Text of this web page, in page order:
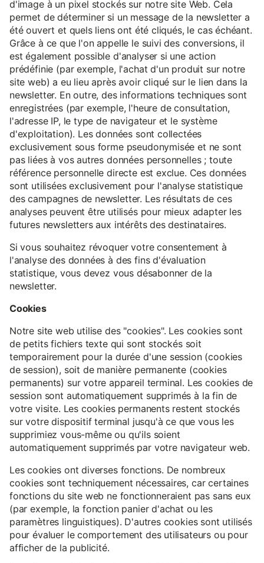
d'image à un pixel stockés sur notre site Web. Cela
permet de déterminer si un message de la newsletter a
été ouvert et quels liens ont été cliqués, le cas échéant.
Grâce à ce que l'on appelle le suivi des conversions, il
est également possible d'analyser si une action
prédéfinie (par exemple, l'achat d'un produit sur notre
site web) a eu lieu après avoir cliqué sur le lien dans la
newsletter. En outre, des informations techniques sont
enregistrées (par exemple, l'heure de consultation,
l'adresse IP, le type de navigateur et le système
d'exploitation). Les données sont collectées
exclusivement sous forme pseudonymisée et ne sont
pas liées à vos autres données personnelles ; toute
référence personnelle directe est exclue. Ces données
sont utilisées exclusivement pour l'analyse statistique
des campagnes de newsletter. Les résultats de ces
analyses peuvent être utilisés pour mieux adapter les
futures newsletters aux intérêts des destinataires.
Si vous souhaitez révoquer votre consentement à
l'analyse des données à des fins d'évaluation
statistique, vous devez vous désabonner de la
newsletter.
Cookies
Notre site web utilise des "cookies". Les cookies sont
de petits fichiers texte qui sont stockés soit
temporairement pour la durée d'une session (cookies
de session), soit de manière permanente (cookies
permanents) sur votre appareil terminal. Les cookies de
session sont automatiquement supprimés à la fin de
votre visite. Les cookies permanents restent stockés
sur votre dispositif terminal jusqu'à ce que vous les
supprimiez vous-même ou qu'ils soient
automatiquement supprimés par votre navigateur web.
Les cookies ont diverses fonctions. De nombreux
cookies sont techniquement nécessaires, car certaines
fonctions du site web ne fonctionneraient pas sans eux
(par exemple, la fonction panier d'achat ou les
paramètres linguistiques). D'autres cookies sont utilisés
pour évaluer le comportement des utilisateurs ou pour
afficher de la publicité.